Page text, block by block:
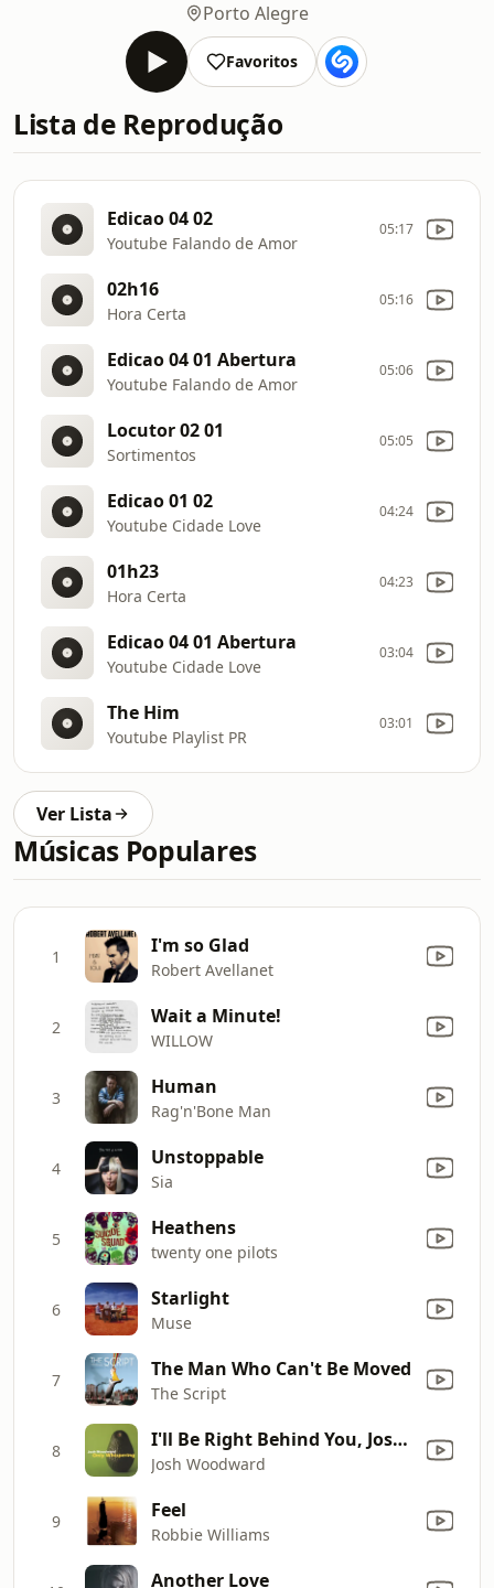
Porto Alegre
Favoritos
Lista de Reprodução
Edicao 04 02
Youtube Falando de Amor
05:17
02h16
Hora Certa
05:16
Edicao 04 01 Abertura
Youtube Falando de Amor
05:06
Locutor 02 01
Sortimentos
05:05
Edicao 01 02
Youtube Cidade Love
04:24
01h23
Hora Certa
04:23
Edicao 04 01 Abertura
Youtube Cidade Love
03:04
The Him
Youtube Playlist PR
03:01
Ver Lista
Músicas Populares
1 I'm so Glad
Robert Avellanet
2 Wait a Minute!
WILLOW
3 Human
Rag'n'Bone Man
4 Unstoppable
Sia
5 Heathens
twenty one pilots
6 Starlight
Muse
7 The Man Who Can't Be Moved
The Script
8 I'll Be Right Behind You, Josephine
Josh Woodward
9 Feel
Robbie Williams
Another Love